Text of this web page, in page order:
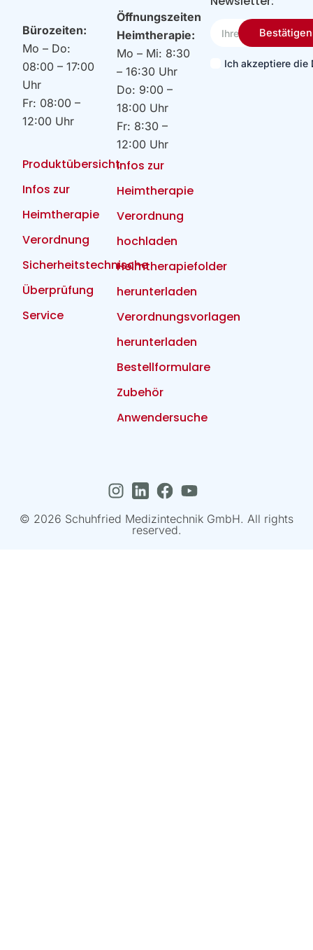
Bürozeiten:
Mo – Do:
08:00 – 17:00
Uhr
Fr: 08:00 –
12:00 Uhr
Produktübersicht
Infos zur
Heimtherapie
Verordnung
Sicherheitstechnische
Überprüfung
Service
Öffnungszeiten
Heimtherapie:
Mo – Mi: 8:30
– 16:30 Uhr
Do: 9:00 –
18:00 Uhr
Fr: 8:30 –
12:00 Uhr
Infos zur
Heimtherapie
Verordnung
hochladen
Heimtherapiefolder
herunterladen
Verordnungsvorlagen
herunterladen
Bestellformulare
Zubehör
Anwendersuche
Email
Ich akzeptiere die
Bestätigen
© 2026 Schuhfried Medizintechnik GmbH. All rights
reserved.